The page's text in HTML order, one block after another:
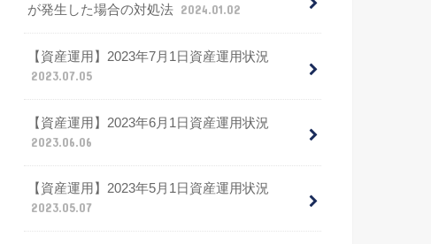
が発生した場合の対処法 2024.01.02
【資産運用】2023年7月1日資産運用状況
2023.07.05
【資産運用】2023年6月1日資産運用状況
2023.06.06
【資産運用】2023年5月1日資産運用状況
2023.05.07